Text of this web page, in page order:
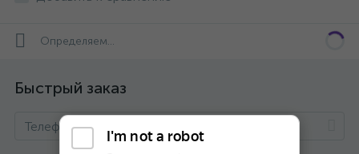
Определяем...
Быстрый заказ